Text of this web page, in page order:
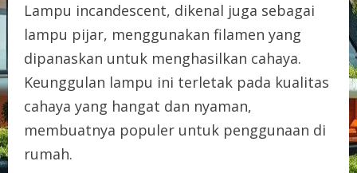
Lampu incandescent, dikenal juga sebagai
lampu pijar, menggunakan filamen yang
dipanaskan untuk menghasilkan cahaya.
Keunggulan lampu ini terletak pada kualitas
cahaya yang hangat dan nyaman,
membuatnya populer untuk penggunaan di
rumah.